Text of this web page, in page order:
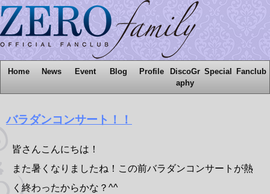
Home News Event Blog Profile
DiscoGr
aphy
Special Fanclub
バラダンコンサート！！
皆さんこんにちは！
また暑くなりましたね！この前バラダンコンサートが熱
く終わったからかな？^^